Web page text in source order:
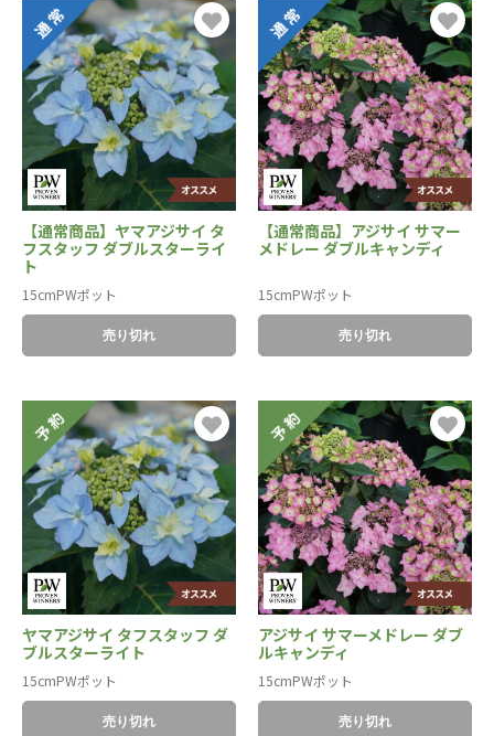
【通常商品】ヤマアジサイ タ
フスタッフ ダブルスターライ
ト
15cmPWポット
売り切れ
【通常商品】アジサイ サマー
メドレー ダブルキャンディ
15cmPWポット
売り切れ
ヤマアジサイ タフスタッフ ダ
ブルスターライト
15cmPWポット
売り切れ
アジサイ サマーメドレー ダブ
ルキャンディ
15cmPWポット
売り切れ